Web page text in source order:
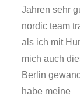
Jahren sehr
nordic team
als ich mit
mich auch
Berlin
habe meine